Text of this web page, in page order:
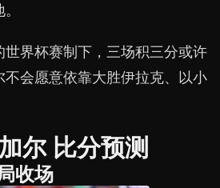
界杯赛制下，三场积三分或许
不会愿意依靠大胜伊拉克、以小
尔 比分预测
收场